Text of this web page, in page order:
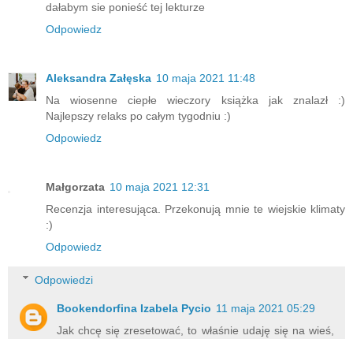
dałabym sie ponieść tej lekturze
Odpowiedz
Aleksandra Załęska 10 maja 2021 11:48
Na wiosenne ciepłe wieczory książka jak znalazł :)
Najlepszy relaks po całym tygodniu :)
Odpowiedz
Małgorzata 10 maja 2021 12:31
Recenzja interesująca. Przekonują mnie te wiejskie klimaty
:)
Odpowiedz
Odpowiedzi
Bookendorfina Izabela Pycio 11 maja 2021 05:29
Jak chcę się zresetować, to właśnie udaję się na wieś,